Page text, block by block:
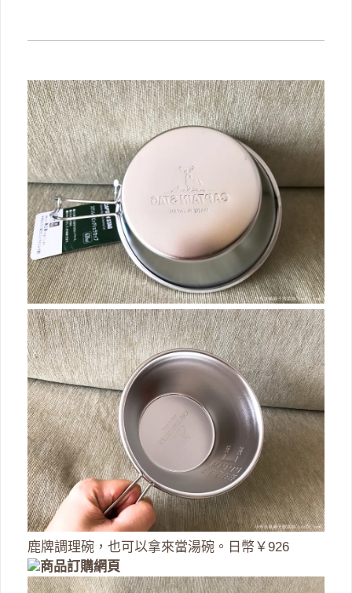
鹿牌調理碗，也可以拿來當湯碗。日幣￥926
商品訂購網頁